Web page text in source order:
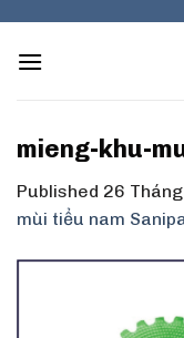
content
mieng-khu-
Published 26
mùi tiểu nam